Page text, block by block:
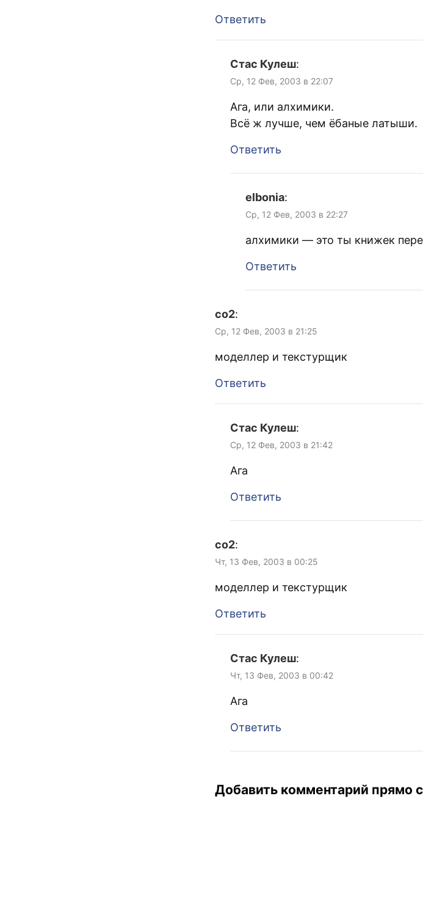
Ответить
Стас Кулеш:
Ср, 12 Фев, 2003 в 22:07
Ага, или алхимики.
Всё ж лучше, чем ёбаные латыши.
Ответить
elbonia:
Ср, 12 Фев, 2003 в 22:27
алхимики — это ты книжек
Ответить
co2:
Ср, 12 Фев, 2003 в 21:25
моделлер и текстурщик
Ответить
Стас Кулеш:
Ср, 12 Фев, 2003 в 21:42
Ага
Ответить
co2:
Чт, 13 Фев, 2003 в 00:25
моделлер и текстурщик
Ответить
Стас Кулеш:
Чт, 13 Фев, 2003 в 00:42
Ага
Ответить
Добавить комментарий прямо